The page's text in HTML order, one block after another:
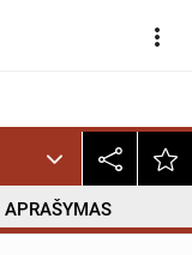
more_vert
APRAŠYMAS